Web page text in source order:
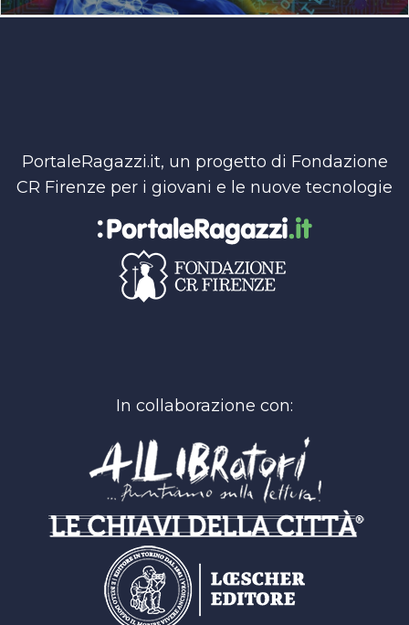
PortaleRagazzi.it, un progetto di Fondazione
CR Firenze per i giovani e le nuove tecnologie
In collaborazione con: